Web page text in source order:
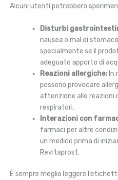
Alcuni utenti potrebbero
Disturbi
nausea o mal di
specialmente se il
adeguato apporto di
Reazioni allergiche: In
possono provocare
attenzione alle reazioni
respiratori.
Interazioni con
farmaci per altre
un medico prima di
Revitaprost.
È sempre meglio leggere